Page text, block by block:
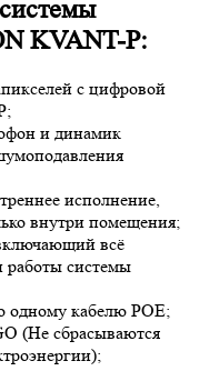
KVANT-P:
с цифровой
и динамик
исполнение,
внутри помещения;
всё
работы системы
одному кабелю POE;
(Не сбрасываются